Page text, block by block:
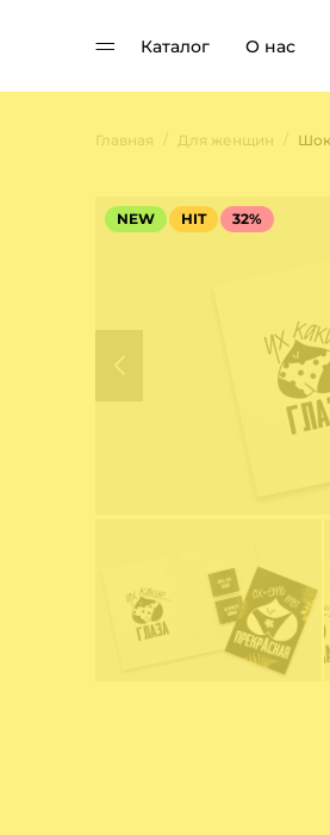
Каталог О нас
Главная / Для женщин /
NEW HIT 32%